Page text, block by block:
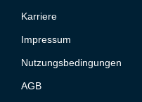
Karriere
Impressum
Nutzungsbedingungen
AGB